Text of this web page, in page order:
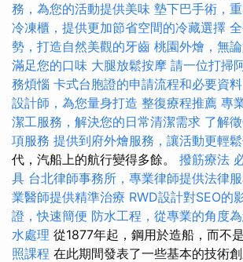
務，為您的活動提供美味 墊下巴手術，
冷凍櫃，提供更加節省空間的冷藏選擇
勢，打造自然美觀的牙齒 桃園外燴，無
滿足您的口味 大腿放鬆按摩 請一位打掃
務煩惱 卡式台胞證的申請流程和必要資料
設計師，為您量身打造 整復療程推薦 專
潔工服務，解決您的日常清潔需求 了解
項服務 提供到府外燴服務，讓活動更輕
代，汽船上的航行變得多餘。 撥筋療法
具 台北律師事務所，專業律師提供法律
業醫師提供精準治療 RWD設計對SEO的
證，快速簡便 防水工程，從專業的角度
水處理 從1877年起，鋼用於造船，而不
照課程 在此期間發表了一些基本的技術創